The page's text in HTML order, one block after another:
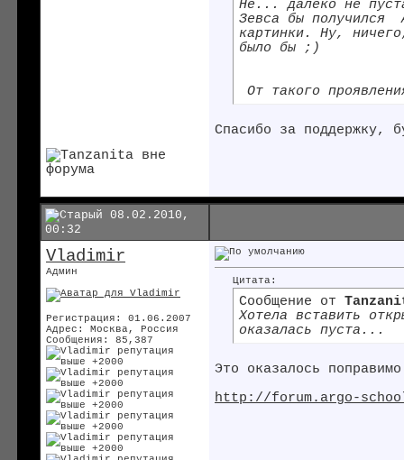
Не... далеко не
Зевса бы получился
картинки. Ну,
было бы ;)
От такого
Спасибо за поддержку,
08.02.2010,
00:32
Vladimir
Админ
Регистрация: 01.06.2007
Адрес: Москва, Россия
Сообщения: 85,387
Цитата:
Сообщение от
Хотела вставить
оказалась пуста...
Это оказалось
http://forum.argo-